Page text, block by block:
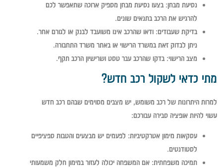
נסיעת מבחן: בצעו נסיעת מבחן מספיק ארוכה שתאפשר לכם
להרגיש את הרכב בתנאים שונים.
בדיקת שעבודים: ודאו שהרכב אינו משועבד לבנק או לגורם אחר.
ניתן לבדוק זאת במשרד הרישוי או באתר משרד התחבורה.
מצב הרישוי: בדקו שהרכב עבר טסט ושרישיון הרכב תקף.
מתי כדאי לשקול רכב חדש?
למרות היתרונות של רכב משומש, יש מצבים מסוימים שבהם רכב חדש
עשוי להיות אופציה סבירה עבורכם:
עסקאות מימון אטרקטיביות: לפעמים יש מבצעים והטבות ספציפיים
לסטודנטים.
תמיכה משפחתית: אם המשפחה יכולה לעזור במימון חלק משמעותי